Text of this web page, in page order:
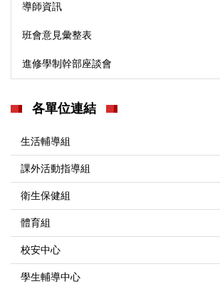
導師資訊
班會意見彙整表
進修學制幹部座談會
各單位連結
生活輔導組
課外活動指導組
衛生保健組
體育組
校安中心
學生輔導中心